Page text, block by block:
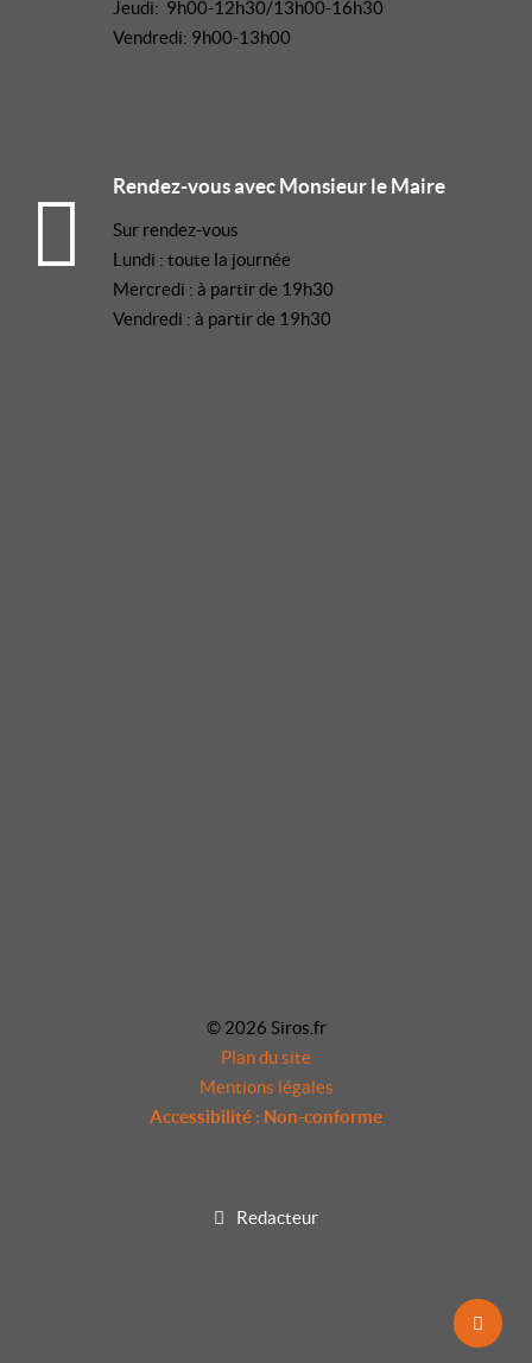
Jeudi: 9h00-12h30/13h00-16h30
Vendredi: 9h00-13h00
Rendez-vous avec Monsieur le Maire
Sur rendez-vous
Lundi : toute la journée
Mercredi : à partir de 19h30
Vendredi : à partir de 19h30
© 2026 Siros.fr
Plan du site
Mentions légales
Accessibilité : Non-conforme
Redacteur